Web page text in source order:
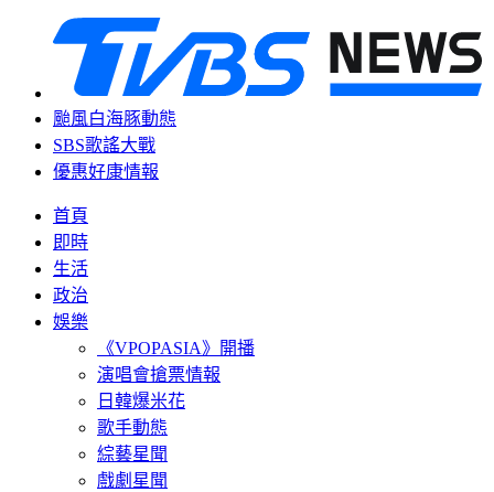
颱風白海豚動態
SBS歌謠大戰
優惠好康情報
首頁
即時
生活
政治
娛樂
《VPOPASIA》開播
演唱會搶票情報
日韓爆米花
歌手動態
綜藝星聞
戲劇星聞